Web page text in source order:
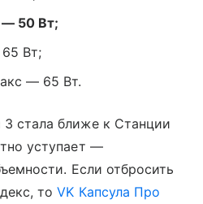
— 50 Вт;
Вт;
— 65 Вт.
стала ближе к Станции
уступает —
Если отбросить
тоVK Капсула Про